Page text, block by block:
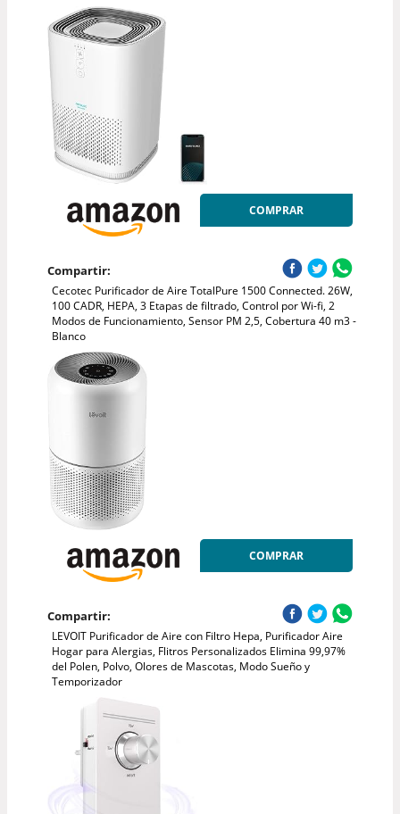
COMPRAR
Compartir:
Cecotec Purificador de Aire TotalPure 1500 Connected. 26W,
100 CADR, HEPA, 3 Etapas de filtrado, Control por Wi-fi, 2
Modos de Funcionamiento, Sensor PM 2,5, Cobertura 40 m3 -
Blanco
COMPRAR
Compartir:
LEVOIT Purificador de Aire con Filtro Hepa, Purificador Aire
Hogar para Alergias, Flitros Personalizados Elimina 99,97%
del Polen, Polvo, Olores de Mascotas, Modo Sueño y
Temporizador